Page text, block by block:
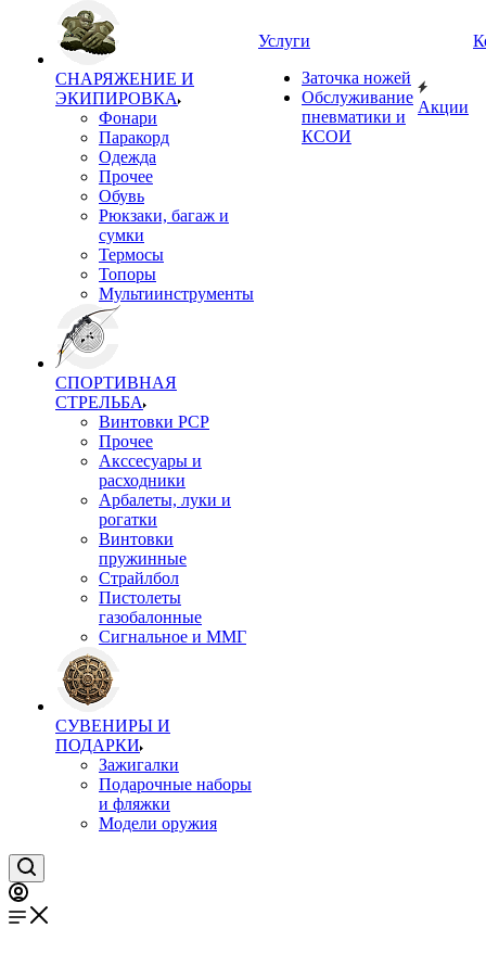
СНАРЯЖЕНИЕ И
ЭКИПИРОВКА
Фонари
Паракорд
Одежда
Прочее
Обувь
Рюкзаки, багаж и
сумки
Термосы
Топоры
Мультиинструменты
СПОРТИВНАЯ
СТРЕЛЬБА
Винтовки PCP
Прочее
Акссесуары и
расходники
Арбалеты, луки и
рогатки
Винтовки
пружинные
Страйлбол
Пистолеты
газобалонные
Сигнальное и ММГ
СУВЕНИРЫ И
ПОДАРКИ
Зажигалки
Подарочные наборы
и фляжки
Модели оружия
Услуги
Заточка ножей
Обслуживание
пневматики и
КСОИ
Акции